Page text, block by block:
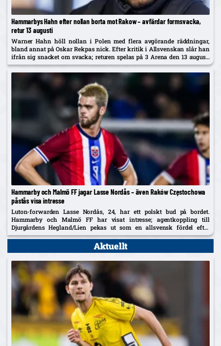
Hammarbys Hahn efter nollan borta mot Rakow – avfärdar formsvacka,
retur 13 augusti
Warner Hahn höll nollan i Polen med flera avgörande räddningar,
bland annat på Oskar Rekpas nick. Efter kritik i Allsvenskan slår han
ifrån sig snacket om svacka; returen spelas på 3 Arena den 13 augusti
och vinnaren går mot Žalgiris/Hajduk...
Hammarby och Malmö FF jagar Lasse Nordås – även Raków Częstochowa
påstås visa intresse
Luton-forwarden Lasse Nordås, 24, har ett polskt bud på bordet.
Hammarby och Malmö FF har visat intresse; agentkoppling till
Djurgårdens Hegland/Lien pekas ut som en allsvensk fördel efter
norrmannens succélån i Heerenveen.
Aktuellt